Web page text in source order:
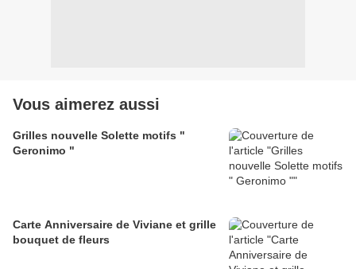
Vous aimerez aussi
Grilles nouvelle Solette motifs "
Geronimo "
Carte Anniversaire de Viviane et grille
bouquet de fleurs